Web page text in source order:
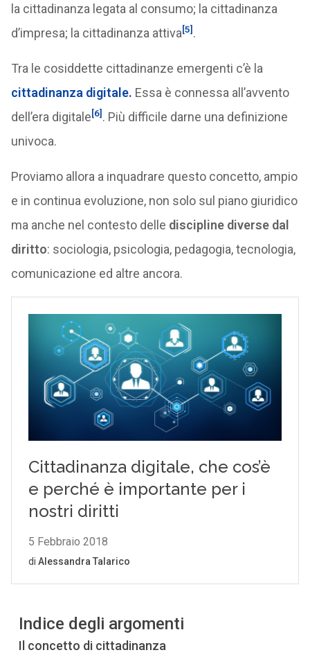
la cittadinanza legata al consumo; la cittadinanza
d’impresa; la cittadinanza attiva[5] .
Tra le cosiddette cittadinanze emergenti c’è la
cittadinanza digitale. Essa è connessa all’avvento
dell’era digitale[6] . Più difficile darne una definizione
univoca.
Proviamo allora a inquadrare questo concetto, ampio
e in continua evoluzione, non solo sul piano giuridico
ma anche nel contesto delle discipline diverse dal
diritto: sociologia, psicologia, pedagogia, tecnologia,
comunicazione ed altre ancora.
Indice degli argomenti
Il concetto di cittadinanza